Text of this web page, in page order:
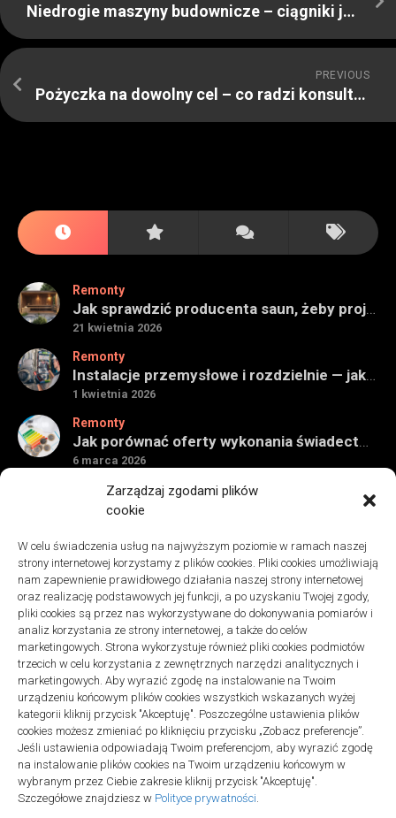
Zarządzaj zgodami plików
cookie
W celu świadczenia usług na najwyższym poziomie w ramach naszej
strony internetowej korzystamy z plików cookies. Pliki cookies umożliwiają
nam zapewnienie prawidłowego działania naszej strony internetowej
oraz realizację podstawowych jej funkcji, a po uzyskaniu Twojej zgody,
pliki cookies są przez nas wykorzystywane do dokonywania pomiarów i
analiz korzystania ze strony internetowej, a także do celów
marketingowych. Strona wykorzystuje również pliki cookies podmiotów
trzecich w celu korzystania z zewnętrznych narzędzi analitycznych i
marketingowych. Aby wyrazić zgodę na instalowanie na Twoim
urządzeniu końcowym plików cookies wszystkich wskazanych wyżej
kategorii kliknij przycisk "Akceptuję". Poszczególne ustawienia plików
cookies możesz zmieniać po kliknięciu przycisku „Zobacz preferencje”.
Jeśli ustawienia odpowiadają Twoim preferencjom, aby wyrazić zgodę
na instalowanie plików cookies na Twoim urządzeniu końcowym w
wybranym przez Ciebie zakresie kliknij przycisk "Akceptuję".
Szczegółowe znajdziesz w Polityce prywatności.
Niedrogie maszyny budownicze – ciągniki jednoosiowe
PREVIOUS
Pożyczka na dowolny cel – co radzi konsultant finansowy?
Remonty
21 kwietnia 2026
Remonty
1 kwietnia 2026
Remonty
6 marca 2026
Remonty
Znaczenie detali montażowych w codziennej pracy technicznej
Remonty
Podłogi winylowe – jakie mają zalety w porównaniu z drewnianymi
2 listopada 2025
Polityka plików cookies (EU)|Polityka prywatności